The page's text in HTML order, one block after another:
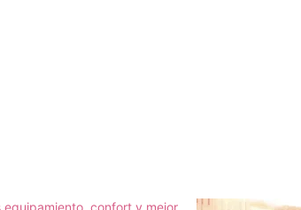
equipamiento, confort y mejor